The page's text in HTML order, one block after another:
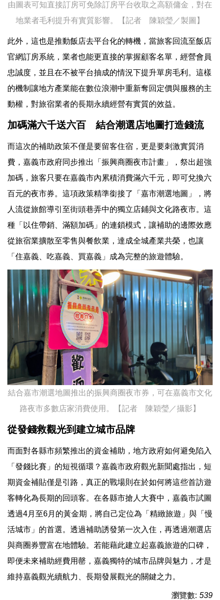
由圖表可知直接訂房可免除訂房平台收取之高額傭金，對在
地業者毛利提升有實質影響。【記者 陳穎瑩／製圖】
此外，這也是推動飯店去平台化的轉機，當旅客回流至飯店
官網訂房系統，業者也能更直接的掌握顧客名單，經營會員
忠誠度，並且在不被平台抽成的情況下提升單房毛利。這樣
的機制讓地方產業能在數位浪潮中重新奪回定價與服務的主
動權，對旅宿業者的長期永續經營有實質的效益。
加碼滿六千送六百 結合潮選店地圖打造錢流
而這次的補助政策不僅是要留客住宿，更是要刺激實質消
費，嘉義市政府同步推出「振興商圈夜市計畫」，祭出超強
加碼，旅客只要在嘉義市內累積消費滿六千元，即可兌換六
百元的夜市券。這項政策精準銜接了「嘉市潮選地圖」，將
人流從旅館導引至街頭巷弄中的獨立店鋪與文化路夜市。這
種「以住帶銷、滿額加碼」的連鎖模式，讓補助的邊際效應
從旅宿業擴散至零售與餐飲業，達成全城產業共榮，也讓
「住嘉義、吃嘉義、買嘉義」成為完整的旅遊體驗。
結合嘉市潮選地圖推出的振興商圈夜市券，可在嘉義市文化
路夜市多數店家消費使用。【記者 陳穎瑩／攝影】
從發錢救觀光到建立城市品牌
而面對各縣市頻繁推出的資金補助，地方政府如何避免陷入
「發錢比賽」的短視循環？嘉義市政府觀光新聞處指出，短
期資金補貼僅是引路，真正的戰場則在於如何將這些首訪遊
客轉化為長期的回頭客。在各縣市搶人大賽中，嘉義市試圖
透過4月至6月的黃金期，將自己定位為「精緻旅遊」與「慢
活城市」的首選。透過補助誘發第一次入住，再透過潮選店
與商圈券豐富在地體驗。若能藉此建立起嘉義旅遊的口碑，
即便未來補助經費用罄，嘉義獨特的城市品牌與魅力，才是
維持嘉義觀光續航力、長期發展觀光的關鍵之力。
瀏覽數: 539